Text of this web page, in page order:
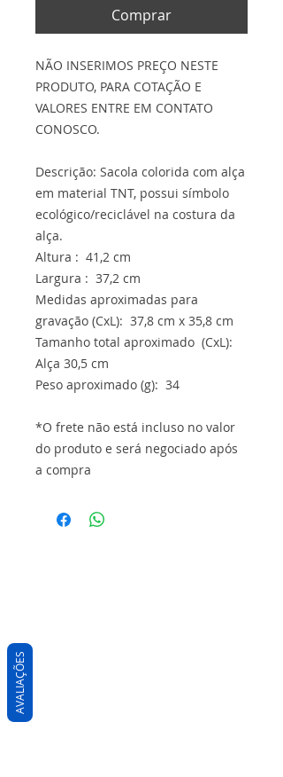
Comprar
NÃO INSERIMOS PREÇO NESTE
PRODUTO, PARA COTAÇÃO E
VALORES ENTRE EM CONTATO
CONOSCO.
Descrição: Sacola colorida com alça
em material TNT, possui símbolo
ecológico/reciclável na costura da
alça.
Altura : 41,2 cm
Largura : 37,2 cm
Medidas aproximadas para
gravação (CxL): 37,8 cm x 35,8 cm
Tamanho total aproximado (CxL):
Alça 30,5 cm
Peso aproximado (g): 34
*O frete não está incluso no valor
do produto e será negociado após
a compra
AVALIAÇÕES